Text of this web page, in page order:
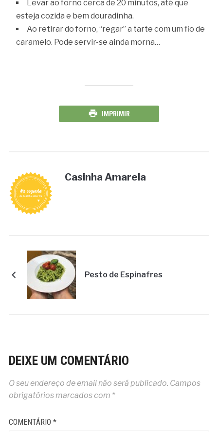
Levar ao forno cerca de 20 minutos, até que
esteja cozida e bem douradinha.
Ao retirar do forno, “regar” a tarte com um fio de
caramelo. Pode servir-se ainda morna…
IMPRIMIR
Casinha Amarela
Pesto de Espinafres
DEIXE UM COMENTÁRIO
O seu endereço de email não será publicado. Campos
obrigatórios marcados com *
COMENTÁRIO *